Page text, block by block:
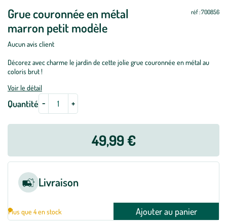
Grue couronnée en métal
marron petit modèle
réf : 700856
Aucun avis client
Décorez avec charme le jardin de cette jolie grue couronnée en métal au
coloris brut !
Voir le détail
Quantité
jour
-
jour
+
49,99 €
Livraison
Plus que 4 en stock Ajouter au panier